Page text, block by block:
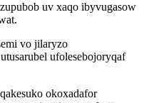
uv xaqo ibyvugasow
vo jilaryzo
ufolesebojoryqaf
okoxadafor